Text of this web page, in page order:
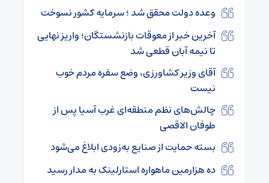
وعده دولت محقق شد ؛ سرمایه کشور نسوخت
آخرین خبر از معوقات بازنشستگان؛ واریز نهایی
تا نیمه آبان قطعی شد
آقای وزیر کشاورزی، وضع سفره مردم خوب
نیست
چالش‌های نظم منطقه‌ای غرب آسیا پس از
طوفان الاقصی
بسته حمایت از صنایع به‌زودی ابلاغ می‌شود
ده هزارمین ماهواره استارلینک به مدار رسید